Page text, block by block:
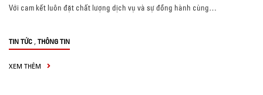
Với cam kết luôn đặt chất lượng dịch vụ và sự đồng hành cùng…
TIN TỨC , THÔNG TIN
XEM THÊM